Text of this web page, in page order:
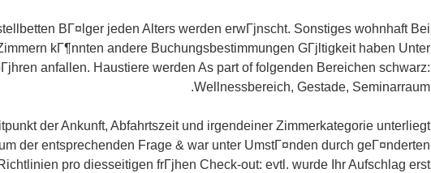
BГ¤lger jeden Alters werden erwГјnscht. Sonstiges wohnhaft Bei
kГ¶nnten andere Buchungsbestimmungen GГјltigkeit haben Unter
anfallen. Haustiere werden As part of folgenden Bereichen schwarz:
Wellnessbereich, Gestade, Seminarraum.
der Ankunft, Abfahrtszeit und irgendeiner Zimmerkategorie unterliegt
der entsprechenden Frage & war unter UmstГ¤nden durch geГ¤nderten
pro diesseitigen frГјhen Check-out: evtl. wurde Ihr Aufschlag erst